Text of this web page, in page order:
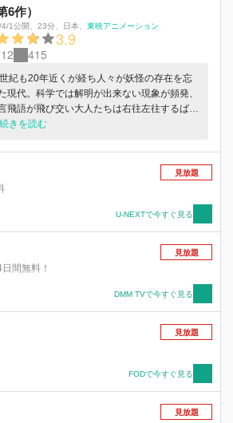
作）
1公開 23分 日本 東映アニメーション
3.9
415
紀も20年近くが経ち人々が妖怪の存在を忘
現代。科学では解明が出来ない現象が頻発、
飛語が飛び交い大人たちは右往左往するばか
そんな状況をなんとかしようと妖怪ポストに
下駄の音を響かせてゲゲゲの鬼太郎がやって
きを読む
見放題
U-NEXTで今すぐ見る
間無料！
見放題
DMM TVで今すぐ見る
見放題
FODで今すぐ見る
見放題